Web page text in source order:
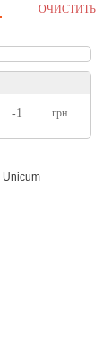
ОЧИСТИТЬ
грн.